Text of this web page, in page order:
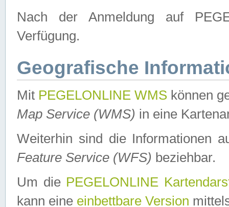
Nach der Anmeldung auf
Verfügung.
Geografische
Mit PEGELONLINE WMS können
Map Service (WMS) in eine
Weiterhin sind die Informationen
Feature Service (WFS) beziehbar.
Um die PEGELONLINE
kann eine einbettbare Version